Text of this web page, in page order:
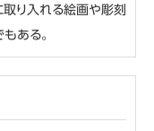
取り入れる絵画や彫刻
ある。